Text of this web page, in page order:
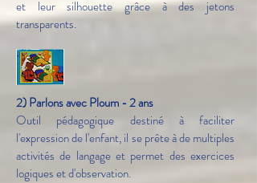
et leur silhouette grâce à des jetons
transparents.
2) Parlons avec Ploum - 2 ans
Outil pédagogique destiné à faciliter
l'expression de l'enfant, il se prête à de multiples
activités de langage et permet des exercices
logiques et d'observation.